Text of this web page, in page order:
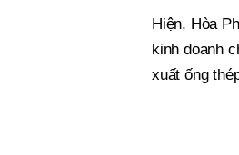
Hiện, Hòa
kinh doanh
xuất ống